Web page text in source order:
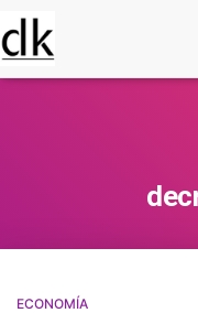
ECONOMÍA